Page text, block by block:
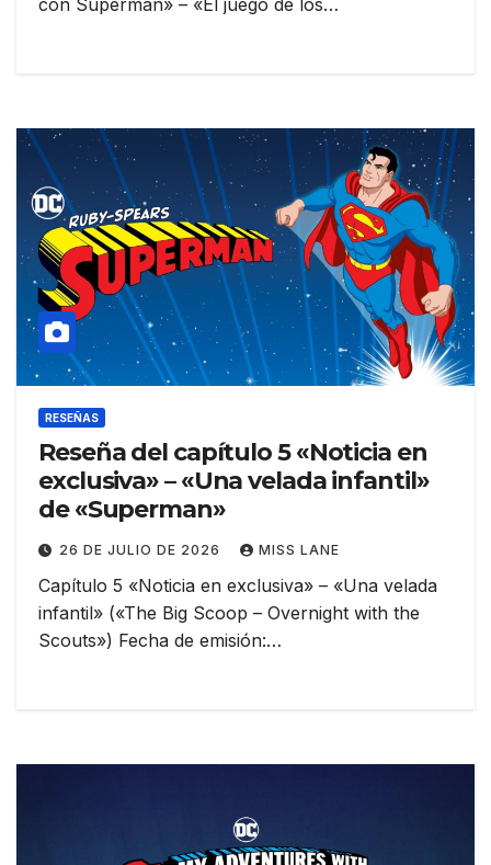
RESEÑAS
Reseña del capítulo 5 «Noticia en
exclusiva» – «Una velada infantil»
de «Superman»
26 DE JULIO DE 2026 MISS LANE
Capítulo 5 «Noticia en exclusiva» – «Una velada
infantil» («The Big Scoop – Overnight with the
Scouts») Fecha de emisión:…